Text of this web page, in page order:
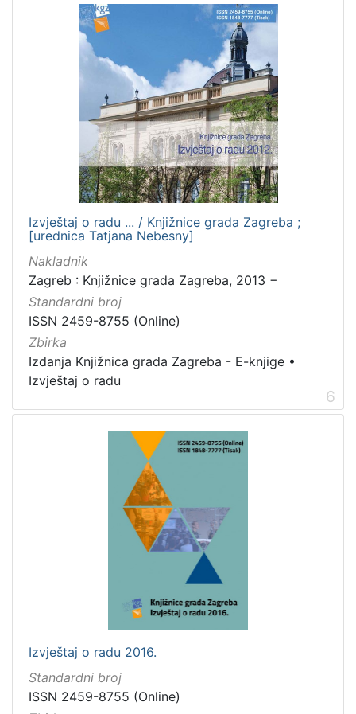
Izvještaj o radu ... / Knjižnice grada Zagreba ;
[urednica Tatjana Nebesny]
Nakladnik
Zagreb : Knjižnice grada Zagreba, 2013 −
Standardni broj
ISSN 2459-8755 (Online)
Zbirka
Izdanja Knjižnica grada Zagreba - E-knjige •
Izvještaj o radu
6
Izvještaj o radu 2016.
Standardni broj
ISSN 2459-8755 (Online)